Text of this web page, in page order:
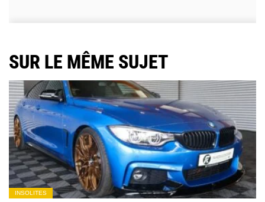
SUR LE MÊME SUJET
INSOLITES